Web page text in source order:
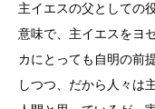
主イエスの父としての
意味で、主イエスをヨ
カにとっても自明の前
しつつ、だから人々は